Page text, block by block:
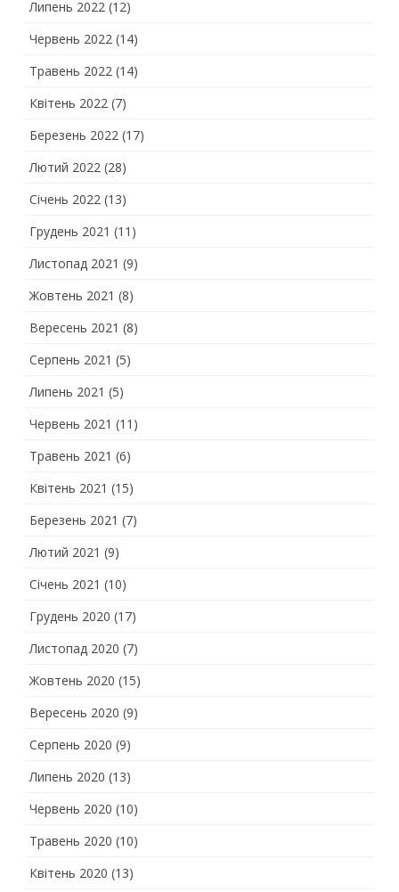
Липень 2022 (12)
Червень 2022 (14)
Травень 2022 (14)
Квітень 2022 (7)
Березень 2022 (17)
Лютий 2022 (28)
Січень 2022 (13)
Грудень 2021 (11)
Листопад 2021 (9)
Жовтень 2021 (8)
Вересень 2021 (8)
Серпень 2021 (5)
Липень 2021 (5)
Червень 2021 (11)
Травень 2021 (6)
Квітень 2021 (15)
Березень 2021 (7)
Лютий 2021 (9)
Січень 2021 (10)
Грудень 2020 (17)
Листопад 2020 (7)
Жовтень 2020 (15)
Вересень 2020 (9)
Серпень 2020 (9)
Липень 2020 (13)
Червень 2020 (10)
Травень 2020 (10)
Квітень 2020 (13)